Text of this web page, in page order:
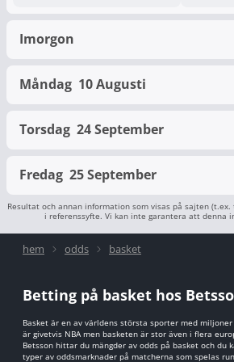
Imorgon
Måndag 10 Augusti
Torsdag 24 September
Fredag 25 September
Resultat och annan information som visas på sajten
i referenssyfte. Vi kan inte garantera att denna
hem odds basket
Betting på basket hos
Basket är en av världens största sporter med
är givetvis NBA men basketen är stor även i flera
Betsson hittar du mängder av odds på basket och du
typer av oddsmarknader på matcherna som spelas